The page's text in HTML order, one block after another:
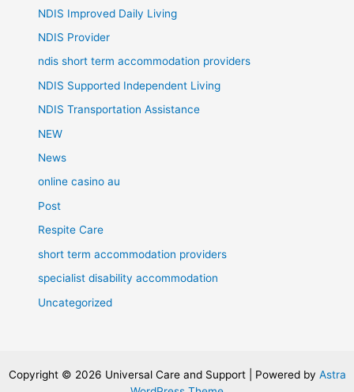
NDIS Improved Daily Living
NDIS Provider
ndis short term accommodation providers
NDIS Supported Independent Living
NDIS Transportation Assistance
NEW
News
online casino au
Post
Respite Care
short term accommodation providers
specialist disability accommodation
Uncategorized
Copyright © 2026 Universal Care and Support | Powered by Astra